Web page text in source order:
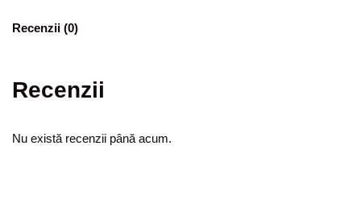
Recenzii (0)
Recenzii
Nu există recenzii până acum.